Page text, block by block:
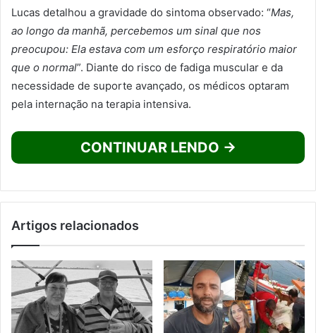
Lucas detalhou a gravidade do sintoma observado: “Mas,
ao longo da manhã, percebemos um sinal que nos
preocupou: Ela estava com um esforço respiratório maior
que o normal”. Diante do risco de fadiga muscular e da
necessidade de suporte avançado, os médicos optaram
pela internação na terapia intensiva.
CONTINUAR LENDO →
Artigos relacionados